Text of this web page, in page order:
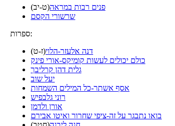
פנים רבות במראה(ט-יב)
שרשורי הקסם
ספרות:
דנה אלעזר-הלוי(ז-ט)
כולם יכולים לעשות קומיקס-אורי פינק
גלית דהן קרליבך
יעל שוב
אסף אשתר-כל המילים השמחות
רוני גלבפיש
אורן ולדמן
בואו נתבגר על זה-ציפי שחרור ואיטו אבירם